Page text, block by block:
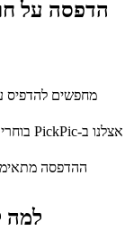
הדפסה על
מחפשים להדפיס
אצלנו ב-PickPic בוחרים דגם, שולחים עיצוב, ומקבלים חולצה עד הבית.
ההדפסה
למה